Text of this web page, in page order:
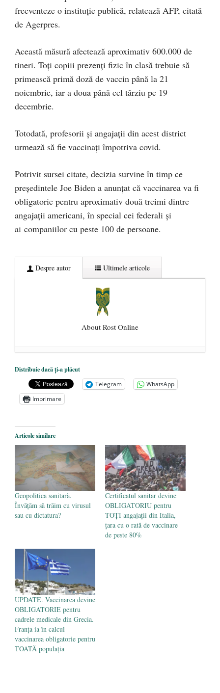
frecventeze o instituţie publică, relatează AFP, citată
de Agerpres.
Această măsură afectează aproximativ 600.000 de
tineri. Toţi copiii prezenţi fizic în clasă trebuie să
primească primă doză de vaccin până la 21
noiembrie, iar a doua până cel târziu pe 19
decembrie.
Totodată, profesorii şi angajaţii din acest district
urmează să fie vaccinaţi împotriva covid.
Potrivit sursei citate, decizia survine în timp ce
preşedintele Joe Biden a anunţat că vaccinarea va fi
obligatorie pentru aproximativ două treimi dintre
angajaţii americani, în special cei federali şi
ai companiilor cu peste 100 de persoane.
Despre autor Ultimele articole
About Rost Online
Dezvăluiri cutremurătoare despre
președintele Ucrainei, Volodymyr
Zelensky
- 13 mai 2026
Statul care servește Națiunea
Legea Vexler produce efecte. Bustul
poetului Octavian Goga, înlăturat din Iași
- 16 aprilie 2026
Distribuie dacă ți-a plăcut
Telegram
WhatsApp
Imprimare
Articole similare
Geopolitica sanitară.
Învățăm să trăim cu virusul
sau cu dictatura?
Certificatul sanitar devine
OBLIGATORIU pentru
TOȚI angajații din Italia,
țara cu o rată de vaccinare
de peste 80%
UPDATE. Vaccinarea devine
OBLIGATORIE pentru
cadrele medicale din Grecia.
Franța ia în calcul
vaccinarea obligatorie pentru
TOATĂ populația